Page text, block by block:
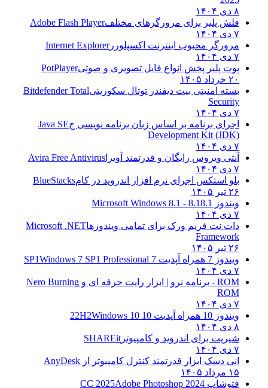
۸ دی ۱۴۰۴
فلش پلیر برای مرورگرهای مختلفAdobe Flash Player
۷ دی ۱۴۰۴
مرورگر محبوب اینترنت اکسپلوررInternet Explorer
۷ دی ۱۴۰۴
پوت پلیر پخش انواع فایل تصویری و صوتیPotPlayer
۲۰ خرداد ۱۴۰۵
بسته امنیتی بیت دیفندر توتال سکوریتیBitdefender Total
Security
۷ دی ۱۴۰۴
اجرای برنامه بر اساس زبان برنامه نویسی جJava SE
Development Kit (JDK)
۷ دی ۱۴۰۴
آنتی ویروس رایگان و قدرتمند آویرا Avira Free Antivirus
۷ دی ۱۴۰۴
بلو استکس اجرای نرم افزار اندروید در کامBlueStacks
۲۶ تیر ۱۴۰۵
ویندوز 8.1
8.1 - Microsoft Windows 8.1
۷ دی ۱۴۰۴
دات نت فریم ورک برای تمامی ویندوزهاMicrosoft .NET
Framework
۲۶ تیر ۱۴۰۵
ویندوز 7 همراه آپدیت 7 SP1
Windows 7 SP1 Professional
۷ دی ۱۴۰۴
ROM - برنامه نرو | ابزار رایت حرفه ای و
Nero Burning
ROM
۷ دی ۱۴۰۴
ویندوز 10 همراه آپدیت 10 22H2
Windows 10
۸ دی ۱۴۰۴
شیریت برای اندروید و کامپیوتر SHAREit
۷ دی ۱۴۰۴
انی دسک ابزار قدرتمند کنترل کامپیوتر از AnyDesk
۱۵ مرداد ۱۴۰۵
فتوشاپ CC 2025 Adobe Photoshop 2024